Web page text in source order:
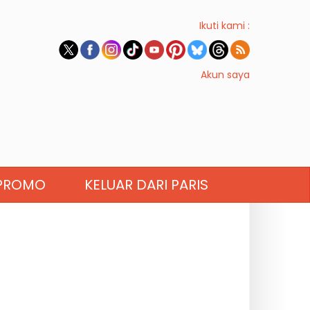
Ikuti kami :
Akun saya
KELUAR DARI PARIS